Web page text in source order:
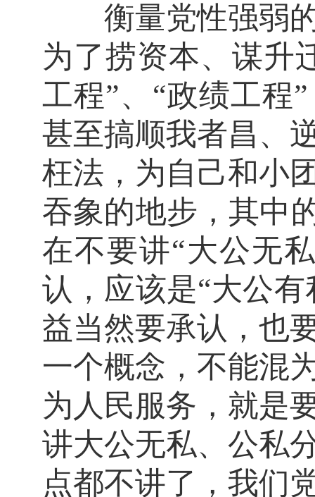
衡量党性强弱的
为了捞资本、谋升
工程”、“政绩工程
甚至搞顺我者昌、
枉法，为自己和小
吞象的地步，其中
在不要讲“大公无
认，应该是“大公
益当然要承认，也
一个概念，不能混
为人民服务，就是
讲大公无私、公私
点都不讲了，我们